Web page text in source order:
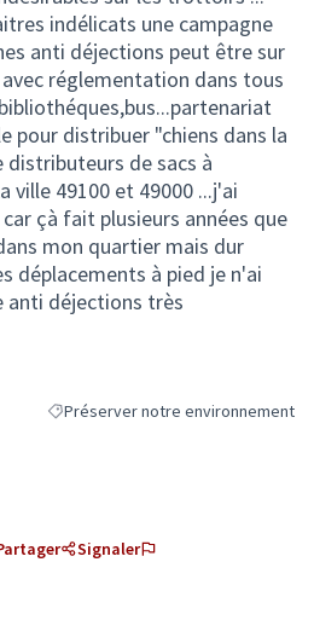
indélicats une campagne
anti déjections peut être sur
réglementation dans tous
pour distribuer "chiens dans la
distributeurs de sacs à
ville 49100 et 49000 ...j'ai
çà fait plusieurs années que
mon quartier mais dur
déplacements à pied je n'ai
anti déjections très
Filtrer les résultats de la catégorie
Préserver notre environnement
Signaler